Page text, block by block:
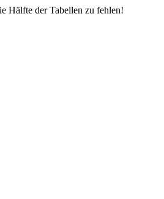
Hälfte der Tabellen zu fehlen!